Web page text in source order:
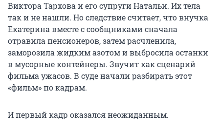
Виктора Тархова и его супруги Натальи. Их тела
так и не нашли. Но следствие считает, что внучка
Екатерина вместе с сообщниками сначала
отравила пенсионеров, затем расчленила,
заморозила жидким азотом и выбросила останки
в мусорные контейнеры. Звучит как сценарий
фильма ужасов. В суде начали разбирать этот
«фильм» по кадрам.
И первый кадр оказался неожиданным.